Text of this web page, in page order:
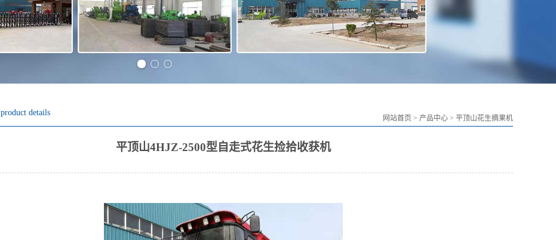
product details
网站首页 > 产品中心 > 平顶山花生摘果机
平顶山4HJZ-2500型自走式花生捡拾收获机